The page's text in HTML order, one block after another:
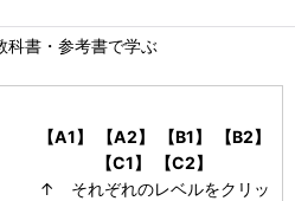
科書・参考書で学ぶ
【A1】 【A2】 【B1】
【B2】
【C1】
【C2】
↑ それぞれのレベルをクリッ